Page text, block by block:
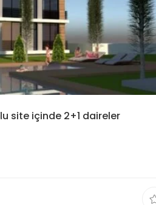
site içinde 2+1 daireler